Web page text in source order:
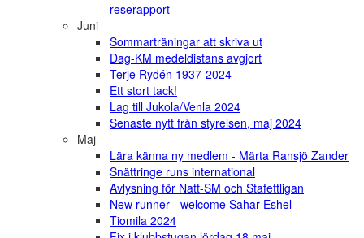
reserapport
Juni
Sommarträningar att skriva ut
Dag-KM medeldistans avgjort
Terje Rydén 1937-2024
Ett stort tack!
Lag till Jukola/Venla 2024
Senaste nytt från styrelsen, maj 2024
Maj
Lära känna ny medlem - Märta Ransjö Zander
Snättringe runs international
Avlysning för Natt-SM och Stafettligan
New runner - welcome Sahar Eshel
Tiomila 2024